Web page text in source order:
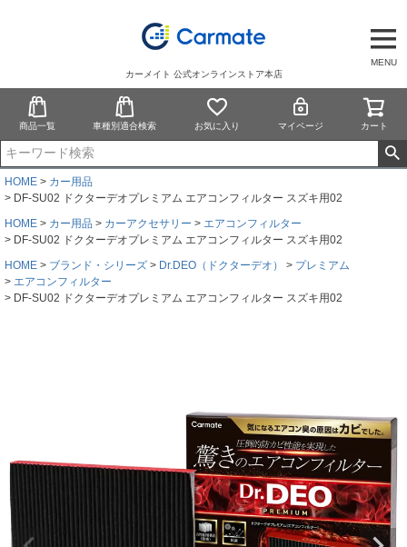
MENU
カーメイト 公式オンラインストア本店
商品一覧 車種別適合検索 お気に入り マイページ カート
HOME
カー用品
DF-SU02 ドクターデオプレミアム エアコンフィルター スズキ用02
HOME
カー用品 カーアクセサリー
エアコンフィルター
DF-SU02 ドクターデオプレミアム エアコンフィルター スズキ用02
HOME
ブランド・シリーズ Dr.DEO（ドクターデオ）
プレミアム
エアコンフィルター
DF-SU02 ドクターデオプレミアム エアコンフィルター スズキ用02